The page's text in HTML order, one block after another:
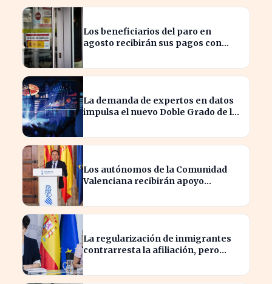
Los beneficiarios del paro en
agosto recibirán sus pagos con
La demanda de expertos en datos
impulsa el nuevo Doble Grado de la
Los autónomos de la Comunidad
Valenciana recibirán apoyo
La regularización de inmigrantes
contrarresta la afiliación, pero